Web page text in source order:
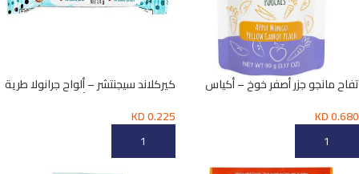
تفاح مانجو جزر أصفر خوخ – أكياس
أونصةKD0.680
إضافة إلى السلة
كيركلاند سيجنتشر – ألواح جرانولا طرية
KD0.225
إضافة إلى السلة